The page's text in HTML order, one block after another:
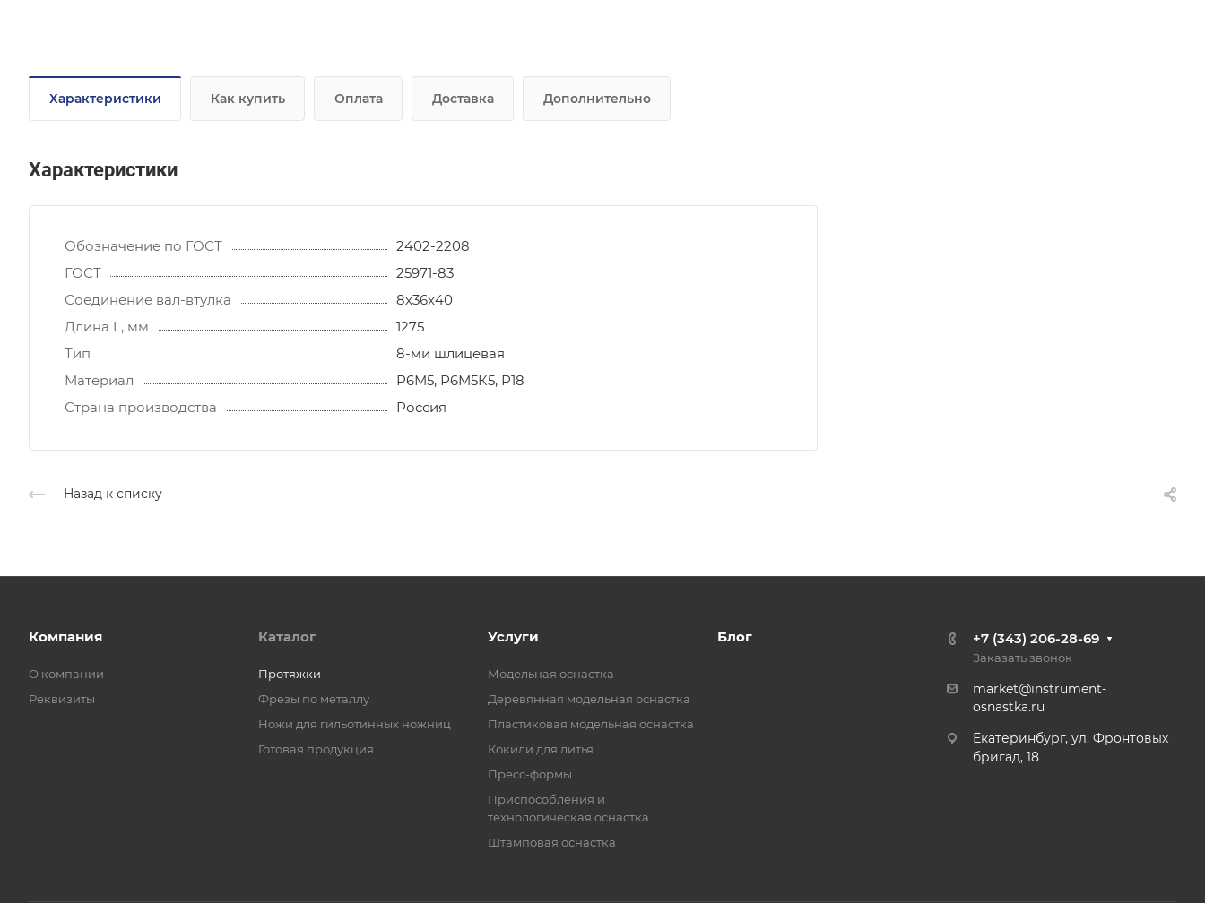
Характеристики Как купить Оплата Доставка Дополнительно
Характеристики
Обозначение по ГОСТ
2402-2208
ГОСТ
25971-83
Соединение вал-втулка
8х36х40
Длина L, мм
1275
Тип
8-ми шлицевая
Материал
Р6М5, Р6М5К5, Р18
Страна производства
Россия
Назад к списку
Компания
О компании
Реквизиты
Каталог
Протяжки
Фрезы по металлу
Ножи для гильотинных ножниц
Готовая продукция
Услуги
Модельная оснастка
Деревянная модельная оснастка
Пластиковая модельная оснастка
Кокили для литья
Пресс-формы
Приспособления и
технологическая оснастка
Штамповая оснастка
Блог +7 (343) 206-28-69
Заказать звонок
market@instrument-
osnastka.ru
Екатеринбург, ул. Фронтовых
бригад, 18